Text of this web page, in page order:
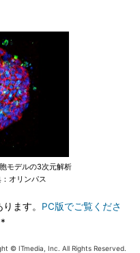
モデルの3次元解析
オリンパス
ます。 PC版でご覧くださ
© ITmedia, Inc. All Rights Reserved.